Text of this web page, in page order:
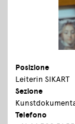
Posizione
Leiterin SIKART
Sezione
Telefono